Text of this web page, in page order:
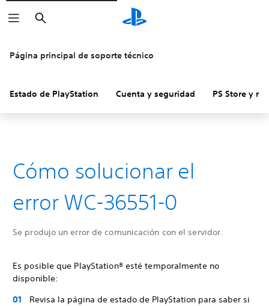
Buscar
Página principal de soporte técnico
Estado de PlayStation Cuenta y seguridad PS Store y
Cómo solucionar el
error WC-36551-0
Se produjo un error de comunicación con el servidor.
Es posible que PlayStation® esté temporalmente no
disponible:
Revisa la página de estado de PlayStation para saber si